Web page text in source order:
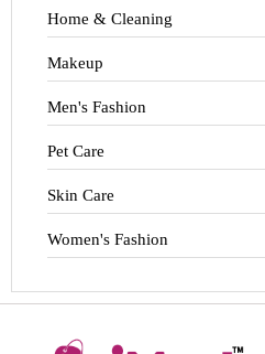
Home & Cleaning
Makeup
Men's Fashion
Pet Care
Skin Care
Women's Fashion